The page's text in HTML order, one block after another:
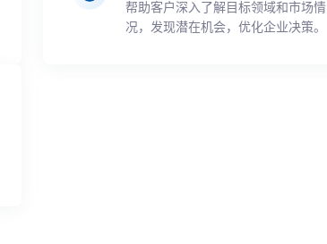
帮助客户深入了解目标领域和市场情
况，发现潜在机会，优化企业决策。